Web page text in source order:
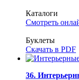
Каталоги
Смотреть
Буклеты
Скачать в PDF
36.